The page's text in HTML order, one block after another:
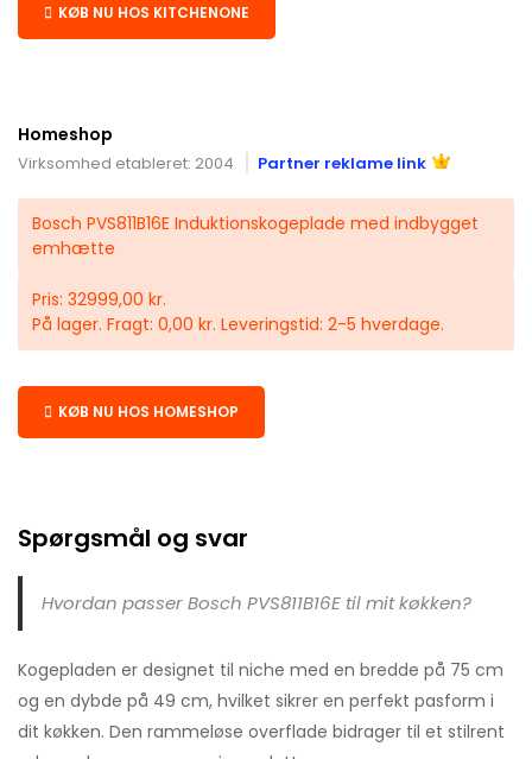
KØB NU HOS KITCHENONE
Homeshop
Virksomhed etableret: 2004 Partner reklame link
Bosch PVS811B16E Induktionskogeplade med indbygget
emhætte
Pris: 32999,00 kr.
På lager. Fragt: 0,00 kr. Leveringstid: 2-5 hverdage.
KØB NU HOS HOMESHOP
Spørgsmål og svar
Hvordan passer Bosch PVS811B16E til mit køkken?
Kogepladen er designet til niche med en bredde på 75 cm
og en dybde på 49 cm, hvilket sikrer en perfekt pasform i
dit køkken. Den rammeløse overflade bidrager til et stilrent